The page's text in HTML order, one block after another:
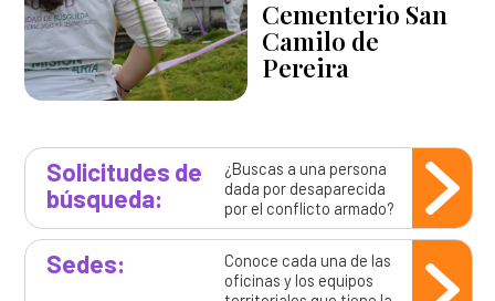
Cementerio San
Camilo de
Pereira
Solicitudes de
búsqueda:
¿Buscas a una persona
dada por desaparecida
por el conflicto armado?
Sedes:
Conoce cada una de las
oficinas y los equipos